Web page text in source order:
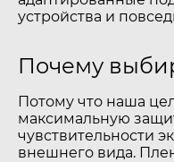
устройства и
Почему
Потому что наша
максимальную
чувствительности
внешнего вида.